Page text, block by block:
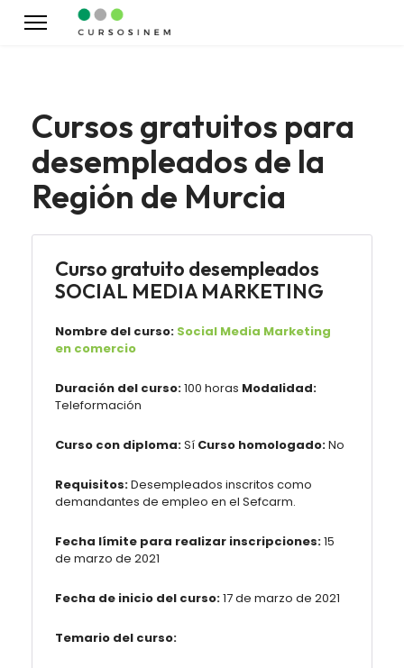
Cursos gratuitos para
desempleados de la
Región de Murcia
Curso gratuito desempleados
SOCIAL MEDIA MARKETING
Nombre del curso: Social Media Marketing
en comercio
Duración del curso:100 horas Modalidad:
Teleformación
Curso con diploma:Sí Curso homologado:No
Requisitos:Desempleados inscritos como
demandantes de empleo en el Sefcarm.
Fecha límite para realizar inscripciones:15
de marzo de 2021
Fecha de inicio del curso:17 de marzo de 2021
Temario del curso: